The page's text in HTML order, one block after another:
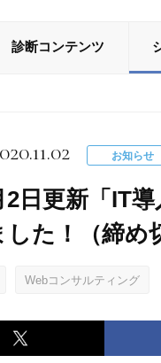
診断コンテンツ
お知らせ
日更新「IT導
した！（締め
Webコンサルティング